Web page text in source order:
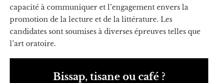
capacité à communiquer et l’engagement envers la
promotion de la lecture et de la littérature. Les
candidates sont soumises à diverses épreuves telles que
l’art oratoire.
Bissap, tisane ou café ?